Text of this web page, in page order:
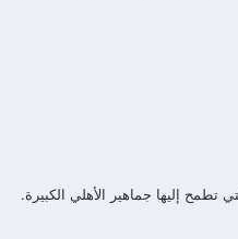
إليها جماهير الأهلي الكبيرة.